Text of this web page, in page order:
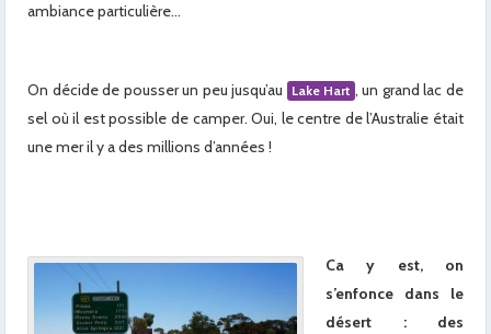
ambiance particulière…
On décide de pousser un peu jusqu’au
Lake Hart , un grand lac de
sel où il est possible de camper. Oui, le centre de l’Australie était
une mer il y a des millions d’années !
Ca y est, on
s’enfonce dans le
désert : des